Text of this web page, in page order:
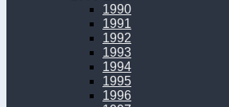
1990
1991
1992
1993
1994
1995
1996